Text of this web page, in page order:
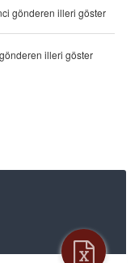
gönderen illeri göster
illeri göster